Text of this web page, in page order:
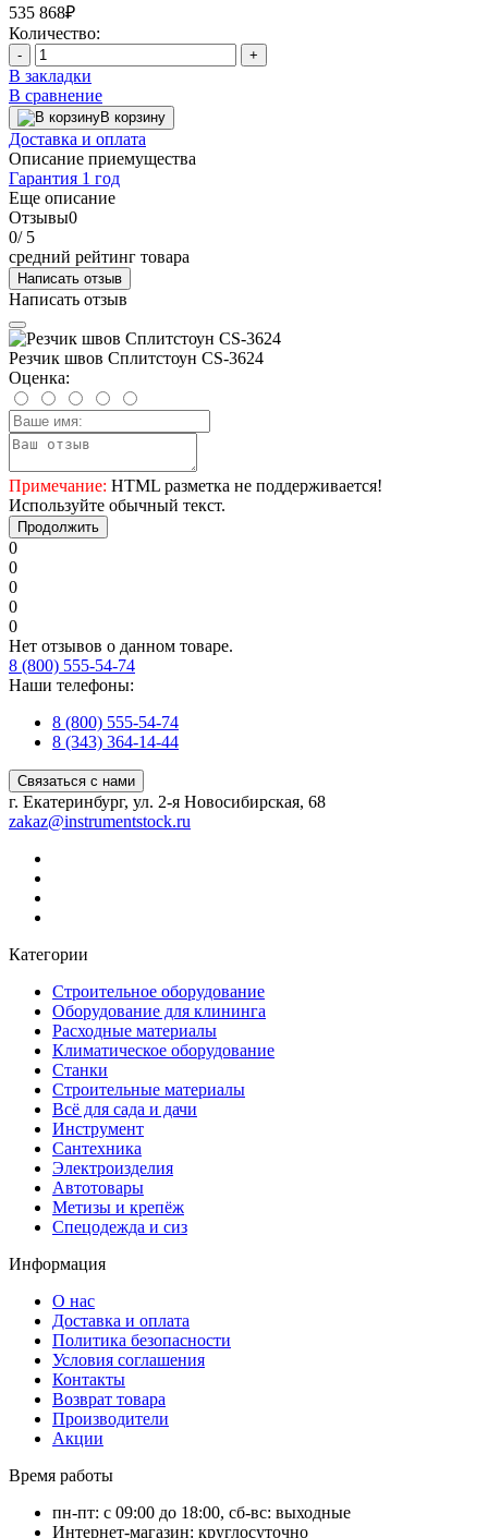
535 868₽
Количество:
- +
В закладки
В сравнение
В корзину
Доставка и оплата
Описание приемущества
Гарантия 1 год
Еще описание
Отзывы0
0/ 5
средний рейтинг товара
Написать отзыв
Написать отзыв
Резчик швов Сплитстоун CS-3624
Оценка:
Примечание: HTML разметка не поддерживается!
Используйте обычный текст.
Продолжить
0
0
0
0
0
Нет отзывов о данном товаре.
8 (800) 555-54-74
Наши телефоны:
8 (800) 555-54-74
8 (343) 364-14-44
Связаться с нами
г. Екатеринбург, ул. 2-я Новосибирская, 68
zakaz@instrumentstock.ru
Категории
Строительное оборудование
Оборудование для клининга
Расходные материалы
Климатическое оборудование
Станки
Строительные материалы
Всё для сада и дачи
Инструмент
Сантехника
Электроизделия
Автотовары
Метизы и крепёж
Спецодежда и сиз
Информация
О нас
Доставка и оплата
Политика безопасности
Условия соглашения
Контакты
Возврат товара
Производители
Акции
Время работы
пн-пт: с 09:00 до 18:00, сб-вс: выходные
Интернет-магазин: круглосуточно